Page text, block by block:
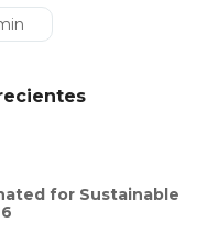
for Sustainable